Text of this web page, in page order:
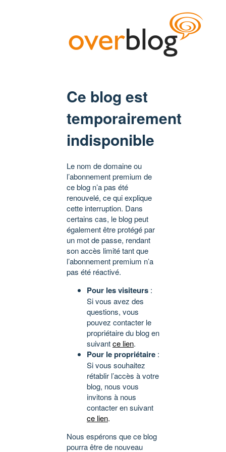
Ce blog est
temporairement
indisponible
Le nom de domaine ou
l’abonnement premium de
ce blog n’a pas été
renouvelé, ce qui explique
cette interruption. Dans
certains cas, le blog peut
également être protégé par
un mot de passe, rendant
son accès limité tant que
l’abonnement premium n’a
pas été réactivé.
Pour les visiteurs :
Si vous avez des
questions, vous
pouvez contacter le
propriétaire du blog en
suivantce lien.
Pour le propriétaire :
Si vous souhaitez
rétablir l’accès à votre
blog, nous vous
invitons à nous
contacter en suivant
ce lien.
Nous espérons que ce blog
pourra être de nouveau